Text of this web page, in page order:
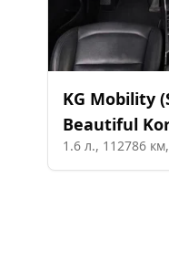
KG Mobility
Beautiful
1.6 л., 112786 км,